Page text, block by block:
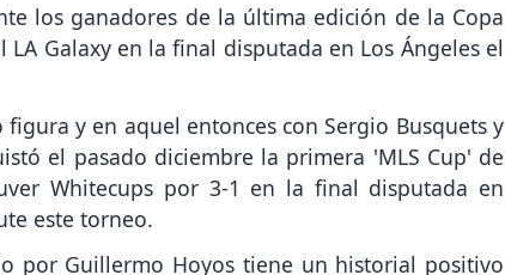
los ganadores de la última edición de la Copa
Galaxy en la final disputada en Los Ángeles el
y en aquel entonces con Sergio Busquets y
el pasado diciembre la primera 'MLS Cup' de
Whitecups por 3-1 en la final disputada en
este torneo.
por Guillermo Hoyos tiene un historial positivo